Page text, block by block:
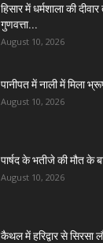
हिसार में धर्मशाला की दीवार
गुणवत्ता...
August 10, 2026
पानीपत में नाली में मिला
August 10, 2026
पार्षद के भतीजे की मौत के
August 10, 2026
कैथल में हरिद्वार से सिरसा